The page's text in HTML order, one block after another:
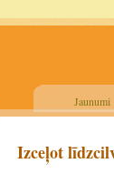
Jaunumi
Izceļot